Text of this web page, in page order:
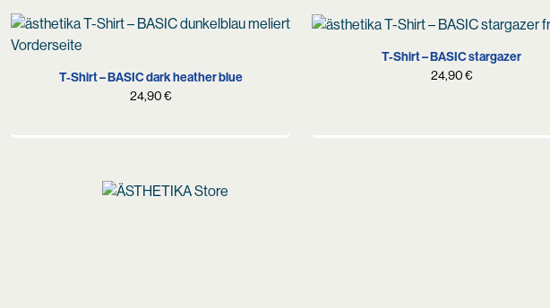
T-Shirt – BASIC dark heather blue
24,90€
S M L
XL
T-Shirt – BASIC stargazer
24,90€